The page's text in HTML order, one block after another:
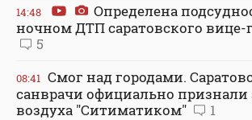
14:48
Определена
ночном ДТП саратовского вице-
5
08:41 Смог над городами.
санврачи официально признали
воздуха "Ситиматиком"
1